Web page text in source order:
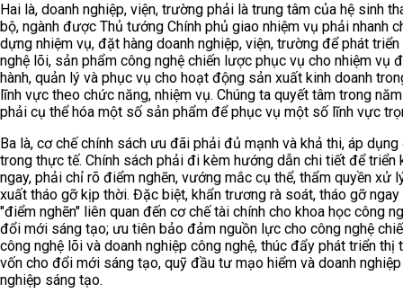
Hai là, doanh nghiệp, viện, trường phải là trung tâm của hệ sinh
bộ, ngành được Thủ tướng Chính phủ giao nhiệm vụ phải nhanh
dựng nhiệm vụ, đặt hàng doanh nghiệp, viện, trường để phát
nghệ lõi, sản phẩm công nghệ chiến lược phục vụ cho nhiệm vụ
hành, quản lý và phục vụ cho hoạt động sản xuất kinh doanh
lĩnh vực theo chức năng, nhiệm vụ. Chúng ta quyết tâm trong
phải cụ thể hóa một số sản phẩm để phục vụ một số lĩnh vực
Ba là, cơ chế chính sách ưu đãi phải đủ mạnh và khả thi, áp
trong thực tế. Chính sách phải đi kèm hướng dẫn chi tiết để triển
ngay, phải chỉ rõ điểm nghẽn, vướng mắc cụ thể, thẩm quyền xử
xuất tháo gỡ kịp thời. Đặc biệt, khẩn trương rà soát, tháo gỡ ngay
"điểm nghẽn" liên quan đến cơ chế tài chính cho khoa học công
đổi mới sáng tạo; ưu tiên bảo đảm nguồn lực cho công nghệ
công nghệ lõi và doanh nghiệp công nghệ, thúc đẩy phát triển thị
vốn cho đổi mới sáng tạo, quỹ đầu tư mạo hiểm và doanh
nghiệp sáng tạo.